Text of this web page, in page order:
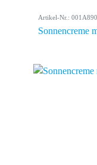
Artikel-Nr.: 001A890
Sonnencreme